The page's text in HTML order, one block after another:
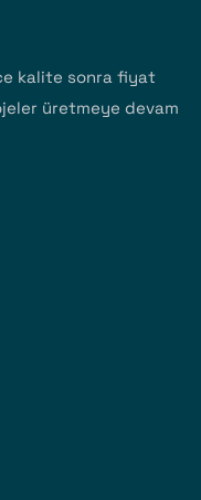
kalite sonra fiyat
üretmeye devam